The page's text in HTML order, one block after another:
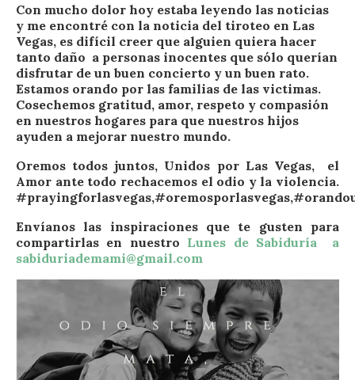
Con mucho dolor hoy estaba leyendo las noticias
y me encontré con la noticia del tiroteo en Las
Vegas, es difícil creer que alguien quiera hacer
tanto daño a personas inocentes que sólo querían
disfrutar de un buen concierto y un buen rato.
Estamos orando por las familias de las victimas.
Cosechemos gratitud, amor, respeto y compasión
en nuestros hogares para que nuestros hijos
ayuden a mejorar nuestro mundo.
Oremos todos juntos, Unidos por Las Vegas, el
Amor ante todo rechacemos el odio y la violencia.
Envíanos las inspiraciones que te gusten para
compartirlas en nuestro Lunes de Sabiduría a
sabiduriademami@gmail.com